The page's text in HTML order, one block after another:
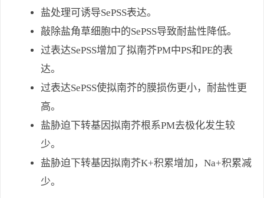
盐处理可诱导SePSS表达。
敲除盐角草细胞中的SePSS导致耐盐性降低。
过表达SePSS增加了拟南芥PM中PS和PE的表
达。
过表达SePSS使拟南芥的膜损伤更小，耐盐性更
高。
盐胁迫下转基因拟南芥根系PM去极化发生较
少。
盐胁迫下转基因拟南芥K+积累增加，Na+积累减
少。